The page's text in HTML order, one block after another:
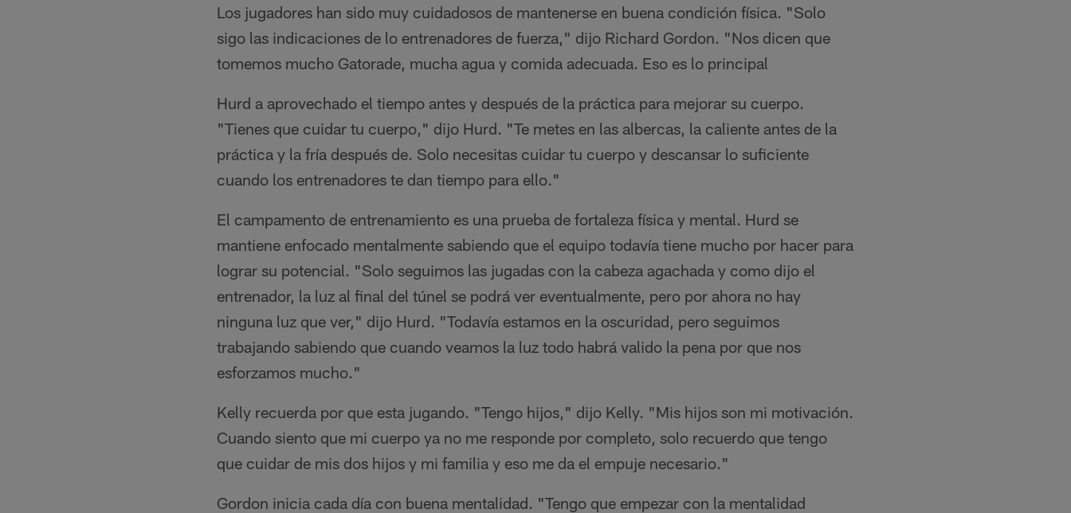
Los jugadores han sido muy cuidadosos de mantenerse en buena condición física. "Solo
sigo las indicaciones de lo entrenadores de fuerza," dijo Richard Gordon. "Nos dicen que
tomemos mucho Gatorade, mucha agua y comida adecuada. Eso es lo principal
Hurd a aprovechado el tiempo antes y después de la práctica para mejorar su cuerpo.
"Tienes que cuidar tu cuerpo," dijo Hurd. "Te metes en las albercas, la caliente antes de la
práctica y la fría después de. Solo necesitas cuidar tu cuerpo y descansar lo suficiente
cuando los entrenadores te dan tiempo para ello."
El campamento de entrenamiento es una prueba de fortaleza física y mental. Hurd se
mantiene enfocado mentalmente sabiendo que el equipo todavía tiene mucho por hacer para
lograr su potencial. "Solo seguimos las jugadas con la cabeza agachada y como dijo el
entrenador, la luz al final del túnel se podrá ver eventualmente, pero por ahora no hay
ninguna luz que ver," dijo Hurd. "Todavía estamos en la oscuridad, pero seguimos
trabajando sabiendo que cuando veamos la luz todo habrá valido la pena por que nos
esforzamos mucho."
Kelly recuerda por que esta jugando. "Tengo hijos," dijo Kelly. "Mis hijos son mi motivación.
Cuando siento que mi cuerpo ya no me responde por completo, solo recuerdo que tengo
que cuidar de mis dos hijos y mi familia y eso me da el empuje necesario."
Gordon inicia cada día con buena mentalidad. "Tengo que empezar con la mentalidad